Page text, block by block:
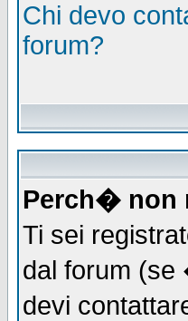
Chi devo
forum?
Perch� non
Ti sei
dal forum
devi